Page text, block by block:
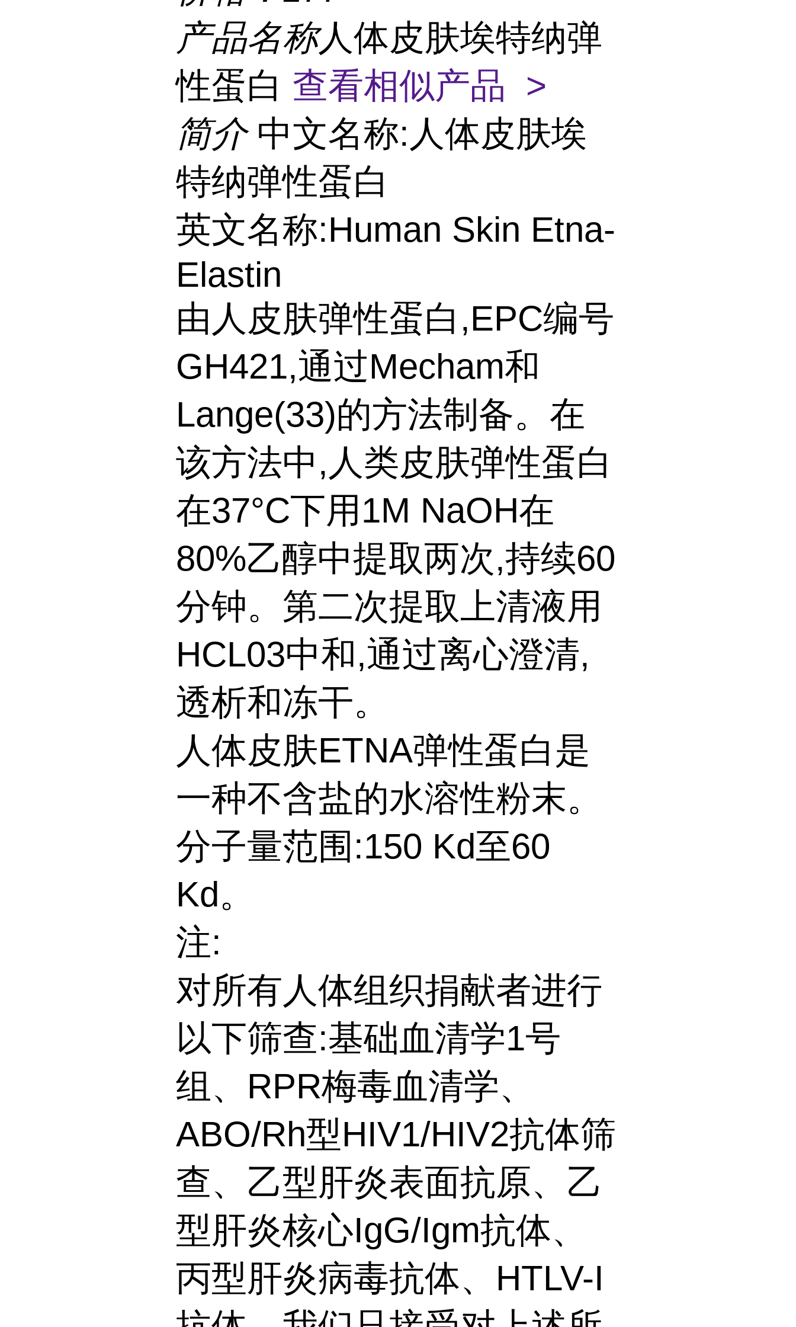
产品名称人体皮肤埃特纳弹
性蛋白 查看相似产品 >
简介 中文名称:人体皮肤埃
特纳弹性蛋白
英文名称:Human Skin Etna-
Elastin
由人皮肤弹性蛋白,EPC编号
GH421,通过Mecham和
Lange(33)的方法制备。在
该方法中,人类皮肤弹性蛋白
在37°C下用1M NaOH在
80%乙醇中提取两次,持续60
分钟。第二次提取上清液用
HCL03中和,通过离心澄清,
透析和冻干。
人体皮肤ETNA弹性蛋白是
一种不含盐的水溶性粉末。
分子量范围:150 Kd至60
Kd。
注:
对所有人体组织捐献者进行
以下筛查:基础血清学1号
组、RPR梅毒血清学、
ABO/Rh型HIV1/HIV2抗体筛
查、乙型肝炎表面抗原、乙
型肝炎核心IgG/Igm抗体、
丙型肝炎病毒抗体、HTLV-I